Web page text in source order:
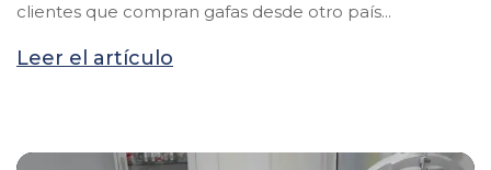
clientes que compran gafas desde otro país...
Leer el artículo